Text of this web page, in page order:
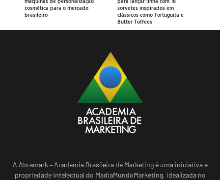
cosmética para o mercado
brasileiro
sorvetes inspirados em
clássicos como Tortuguita e
Butter Toffees
A Abramark – Academia Brasileira de Marketing é uma iniciativa e
propriedade intelectual do MadiaMundoMarketing, idealizada no